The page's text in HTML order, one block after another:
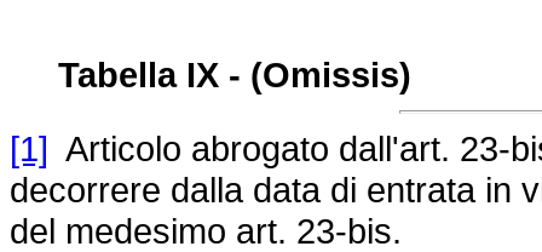
Tabella IX - (Omissis)
[1] Articolo abrogato dall'art. 23-
decorrere dalla data di entrata in
del medesimo art. 23-bis.